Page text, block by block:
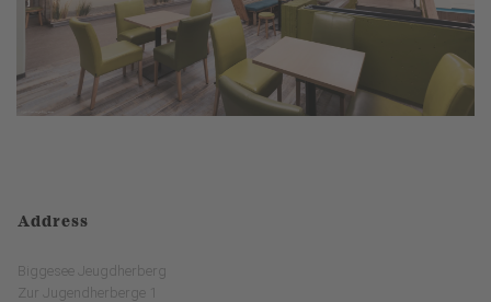
Address
Biggesee Jeugdherberg
Zur Jugendherberge 1